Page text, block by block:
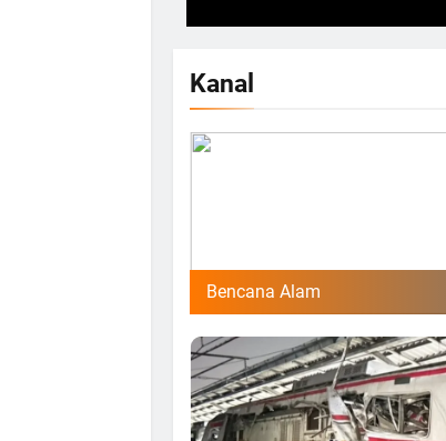
Kanal
Bencana Alam